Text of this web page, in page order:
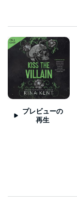
プレビューの
再生